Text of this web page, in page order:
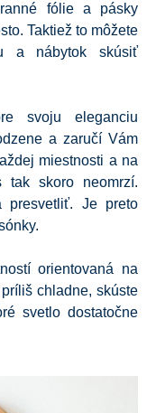
fólie a pásky
Taktiež to môžete
a nábytok skúsiť
svoju eleganciu
a zaručí Vám
miestnosti a na
tak skoro neomrzí.
presvetliť. Je preto
orientovaná na
chladne, skúste
svetlo dostatočne